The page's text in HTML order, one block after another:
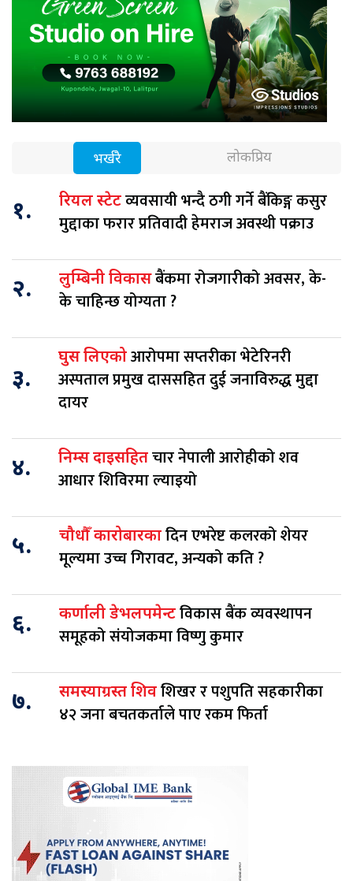
भर्खरै लोकप्रिय
१. रियल स्टेटव्यवसायी भन्दै ठगी गर्ने बैंकिङ्ग कसुर
मुद्दाका फरार प्रतिवादी हेमराज अवस्थी पक्राउ
२. लुम्बिनी विकासबैंकमा रोजगारीको अवसर, के-
के चाहिन्छ योग्यता ?
३.
घुस लिएकोआरोपमा सप्तरीका भेटेरिनरी
अस्पताल प्रमुख दाससहित दुई जनाविरुद्ध मुद्दा
दायर
४. निम्स दाइसहितचार नेपाली आरोहीको शव
आधार शिविरमा ल्याइयो
५. चौधौँ कारोबारकादिन एभरेष्ट कलरको शेयर
मूल्यमा उच्च गिरावट, अन्यको कति ?
६. कर्णाली डेभलपमेन्टविकास बैंक व्यवस्थापन
समूहको संयोजकमा विष्णु कुमार
७. समस्याग्रस्त शिवशिखर र पशुपति सहकारीका
४२ जना बचतकर्ताले पाए रकम फिर्ता